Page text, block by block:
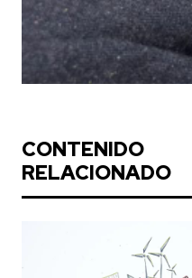
CONTENIDO
RELACIONADO